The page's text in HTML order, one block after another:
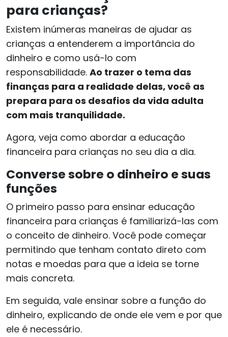
para crianças?
Existem inúmeras maneiras de ajudar as
crianças a entenderem a importância do
dinheiro e como usá-lo com
responsabilidade. Ao trazer o tema das
finanças para a realidade delas, você as
prepara para os desafios da vida adulta
com mais tranquilidade.
Agora, veja como abordar a educação
financeira para crianças no seu dia a dia.
Converse sobre o dinheiro e suas
funções
O primeiro passo para ensinar educação
financeira para crianças é familiarizá-las com
o conceito de dinheiro. Você pode começar
permitindo que tenham contato direto com
notas e moedas para que a ideia se torne
mais concreta.
Em seguida, vale ensinar sobre a função do
dinheiro, explicando de onde ele vem e por que
ele é necessário.